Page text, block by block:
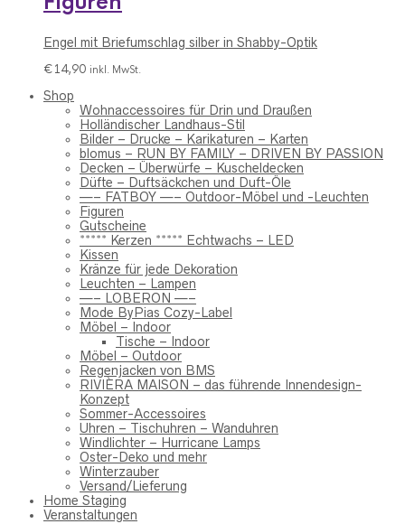
Engel mit Briefumschlag silber in Shabby-Optik
€14,90 inkl. MwSt.
Shop
Wohnaccessoires für Drin und Draußen
Holländischer Landhaus-Stil
Bilder – Drucke – Karikaturen – Karten
blomus – RUN BY FAMILY – DRIVEN BY PASSION
Decken – Überwürfe – Kuscheldecken
Düfte – Duftsäckchen und Duft-Öle
—– FATBOY —– Outdoor-Möbel und -Leuchten
Figuren
Gutscheine
***** Kerzen ***** Echtwachs – LED
Kissen
Kränze für jede Dekoration
Leuchten – Lampen
—– LOBERON —–
Mode ByPias Cozy-Label
Möbel – Indoor
Tische – Indoor
Möbel – Outdoor
Regenjacken von BMS
RIVIÈRA MAISON – das führende Innendesign-
Konzept
Sommer-Accessoires
Uhren – Tischuhren – Wanduhren
Windlichter – Hurricane Lamps
Oster-Deko und mehr
Winterzauber
Versand/Lieferung
Home Staging
Veranstaltungen